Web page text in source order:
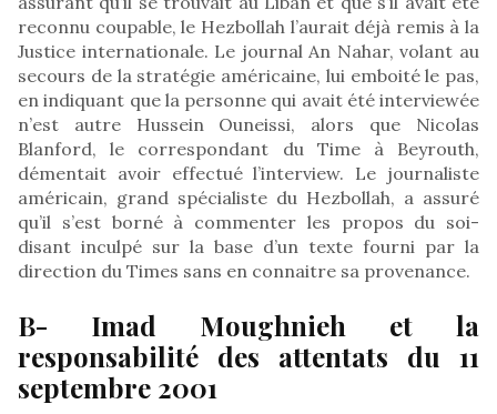
reconnu coupable, le Hezbollah l’aurait déjà remis à la
Justice internationale. Le journal An Nahar, volant au
secours de la stratégie américaine, lui emboité le pas,
en indiquant que la personne qui avait été interviewée
n’est autre Hussein Ouneissi, alors que Nicolas
Blanford, le correspondant du Time à Beyrouth,
démentait avoir effectué l’interview. Le journaliste
américain, grand spécialiste du Hezbollah, a assuré
qu’il s’est borné à commenter les propos du soi-
disant inculpé sur la base d’un texte fourni par la
direction du Times sans en connaitre sa provenance.
B- Imad Moughnieh et la
responsabilité des attentats du 11
septembre 2001